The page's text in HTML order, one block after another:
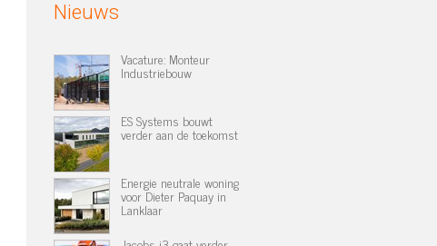
Nieuws
Vacature: Monteur
Industriebouw
ES Systems bouwt
verder aan de toekomst
Energie neutrale woning
voor Dieter Paquay in
Lanklaar